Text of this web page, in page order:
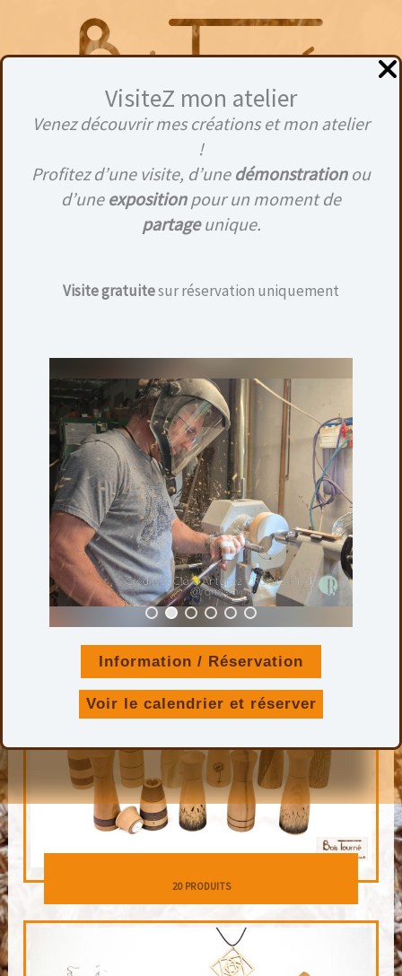
VisiteZ mon atelier
Venez découvrir mes créations et mon atelier
!
Profitez d’une visite, d’une démonstrationou
d’une exposition pour un moment de
partageunique.
Visite gratuitesur réservation uniquement
Information / Réservation
Voir le calendrier et réserver
contenu
Boutique
BOCAUX
15 PRODUITS
20 PRODUITS